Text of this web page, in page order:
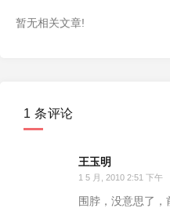
暂无相关文章!
1 条评论
王玉明
1 5 月, 2010 2:51 下午
围脖，没意思了